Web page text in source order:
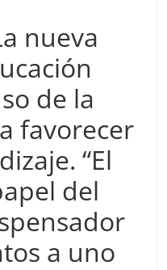
nueva
de la
favorecer
“El
del
a uno